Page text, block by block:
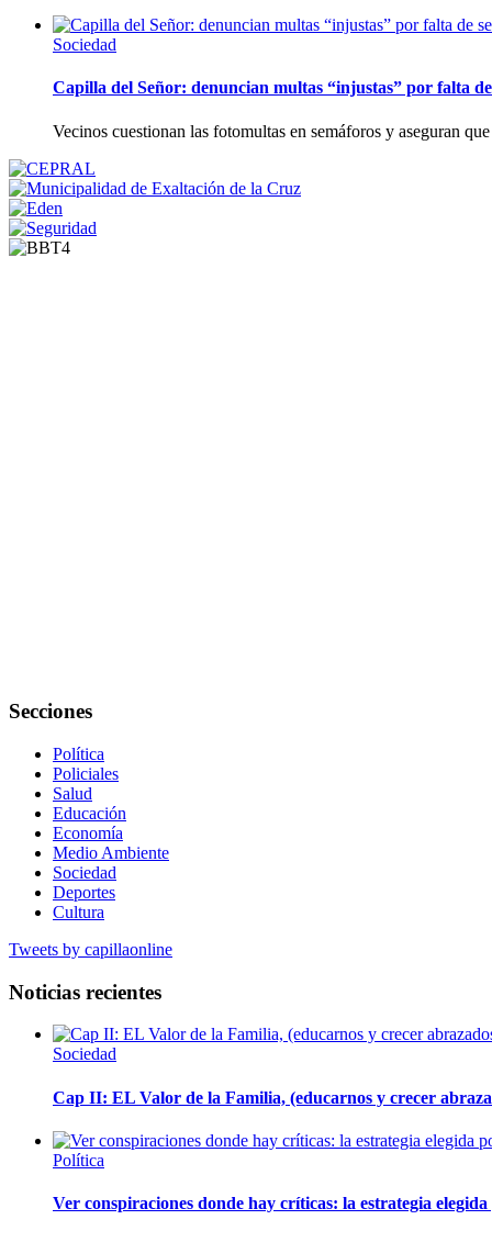
Sociedad
Capilla del Señor: denuncian multas “injustas” por falta
Vecinos cuestionan las fotomultas en semáforos y aseguran
Secciones
Política
Policiales
Salud
Educación
Economía
Medio Ambiente
Sociedad
Deportes
Cultura
Tweets by capillaonline
Noticias recientes
Sociedad
Cap II: EL Valor de la Familia, (educarnos y crecer
Política
Ver conspiraciones donde hay críticas: la estrategia